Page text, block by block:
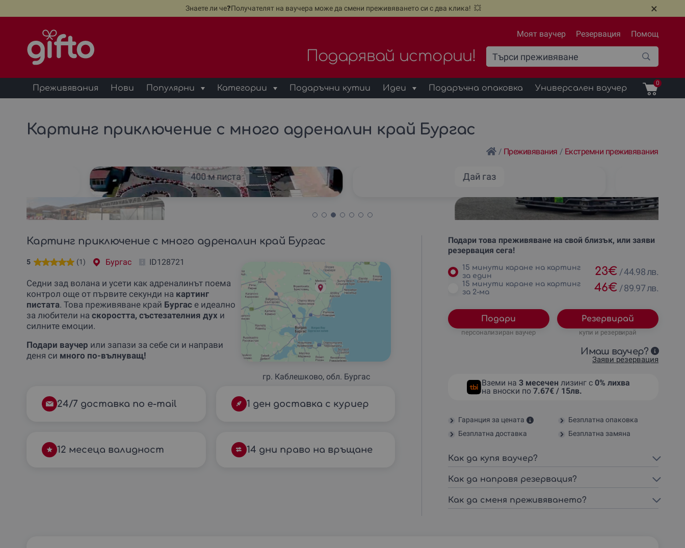
Знаете ли че❓Получателят на ваучера може да смени преживяването си с два клика! 💥 ×
Моят ваучер Резервация Помощ
Подарявай истории!
Преживявания Нови Популярни Категории Подаръчни кутии Идеи Подаръчна опаковка Универсален ваучер
0
Картинг приключение с много адреналин край Бургас
/ Преживявания / Екстремни преживявания
400 м писта Дай газ
Картинг приключение с много адреналин край Бургас
5 (1) Бургас ID128721
гр. Каблешково, обл. Бургас
Седни зад волана и усети как адреналинът поема
контрол още от първите секунди на картинг
пистата. Това преживяване край Бургас е идеално
за любители на скоростта, състезателния дух и
силните емоции.
Подари ваучер или запази за себе си и направи
деня си много по-вълнуващ!
24/7 доставка по e-mail 1 ден доставка с куриер
12 месеца валидност 14 дни право на връщане
Подари това преживяване на свой близък, или заяви
резервация сега!
15 минути каране на картинг
за един
23€ /44.98 лв.
15 минути каране на картинг
за 2-ма
46€ /89.97 лв.
Подари
персонализиран ваучер
Резервирай
купи и резервирай
Имаш ваучер?
Заяви резервация
Вземи на3 месечен лизинг с0% лихва
на вноски по7.67€ / 15лв.
Гаранция за цената
Безплатна опаковка
Безплатна доставка
Безплатна замяна
Как да купя ваучер?
Как да направя резервация?
Как да сменя преживяването?